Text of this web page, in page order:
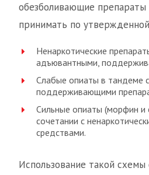
обезболивающие
принимать по
Ненаркотические
адъювантными,
Слабые опиаты в тандеме
поддерживающими
Сильные опиаты (морфин и
сочетании с
средствами.
Использование такой схемы